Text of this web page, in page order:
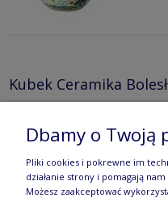
Kubek Ceramika
Dbamy o Twoją
Pliki cookies i pokrewne im
działanie strony i pomagają
Możesz zaakceptować